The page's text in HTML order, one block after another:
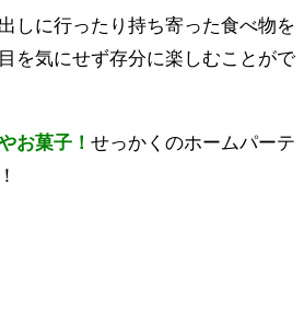
しに行ったり持ち寄った食べ物を
を気にせず存分に楽しむことがで
お菓子！ せっかくのホームパーテ